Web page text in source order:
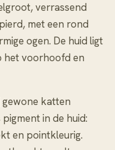
verrassend
met een rond
ogen. De huid ligt
het voorhoofd en
katten
in de huid:
en pointkleurig.